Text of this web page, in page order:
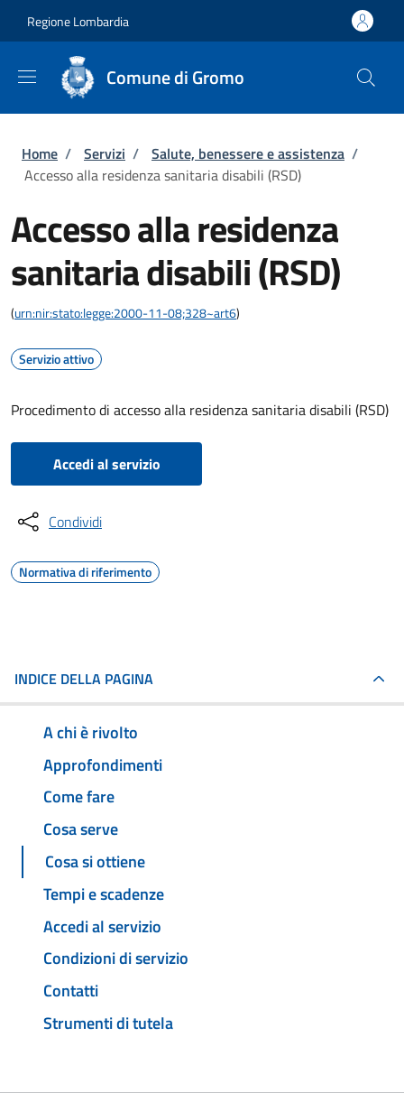
Regione Lombardia
Comune di Gromo
Briciole di pane
Home / Servizi / Salute, benessere e assistenza /
Accesso alla residenza sanitaria disabili (RSD)
Accesso alla residenza
sanitaria disabili (RSD)
(urn:nir:stato:legge:2000-11-08;328~art6)
Servizio attivo
Procedimento di accesso alla residenza sanitaria disabili (RSD)
Accedi al servizio
Condividi
Normativa di riferimento
INDICE DELLA PAGINA
A chi è rivolto
Approfondimenti
Come fare
Cosa serve
Cosa si ottiene
Tempi e scadenze
Accedi al servizio
Condizioni di servizio
Contatti
Strumenti di tutela